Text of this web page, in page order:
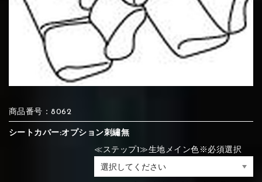
⑩White ⑪Black ⑫Ivory
⑬Light gray
⑩White
⑭Caramel ⑮Wine red
⑦Blue ⑨Pink
⑩White ⑪Black
⑦Wine-red ⑧Yellow ⑨Orange
⑩Brown ⑪Blue
⑦Wine-red ⑧Yellow
⑪Blue
商品番号：8062
シートカバー:オプション刺繡無
≪ステップ1≫生地メイン色※必須選択